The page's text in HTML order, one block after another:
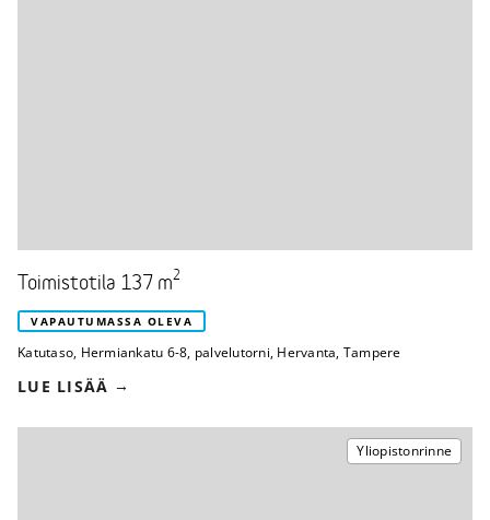
Toimistotila 137 m2
VAPAUTUMASSA OLEVA
Katutaso, Hermiankatu 6-8, palvelutorni, Hervanta, Tampere
LUE LISÄÄ
Yliopistonrinne